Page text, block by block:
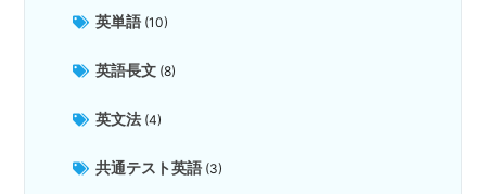
英単語 (10)
英語長文 (8)
英文法 (4)
共通テスト英語 (3)